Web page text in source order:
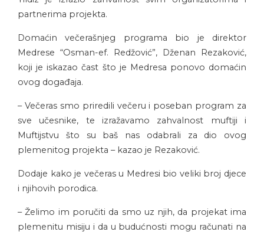
partnerima projekta.
Domaćin večerašnjeg programa bio je direktor
Medrese “Osman-ef. Redžović”, Dženan Rezaković,
koji je iskazao čast što je Medresa ponovo domaćin
ovog događaja.
– Večeras smo priredili večeru i poseban program za
sve učesnike, te izražavamo zahvalnost muftiji i
Muftijstvu što su baš nas odabrali za dio ovog
plemenitog projekta – kazao je Rezaković.
Dodaje kako je večeras u Medresi bio veliki broj djece
i njihovih porodica.
– Želimo im poručiti da smo uz njih, da projekat ima
plemenitu misiju i da u budućnosti mogu računati na